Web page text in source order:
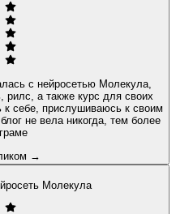
с нейросетью Молекула,
а также курс для своих
к себе, прислушиваюсь к своим
не вела никогда, тем более
→
Молекула